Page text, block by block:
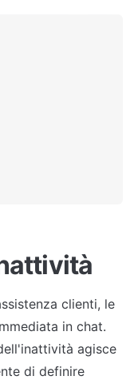
clienti, le
in chat.
agisce
di definire